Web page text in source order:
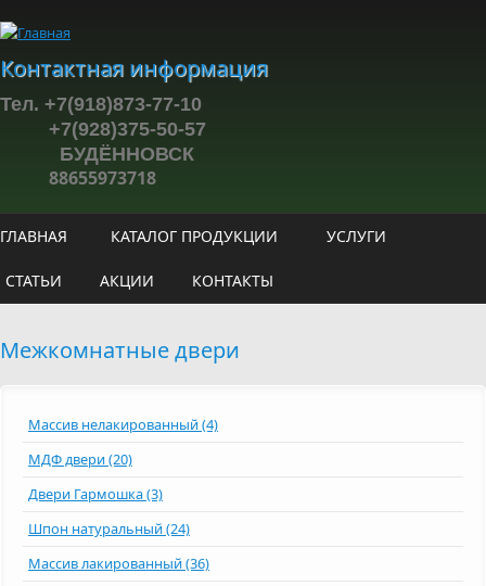
Контактная информация
Тел. +7(918)873-77-10
+7(928)375-50-57
БУДЁННОВСК
88655973718
ГЛАВНАЯ КАТАЛОГ ПРОДУКЦИИ УСЛУГИ
СТАТЬИ АКЦИИ КОНТАКТЫ
Межкомнатные двери
Массив нелакированный (4)
МДФ двери (20)
Двери Гармошка (3)
Шпон натуральный (24)
Массив лакированный (36)